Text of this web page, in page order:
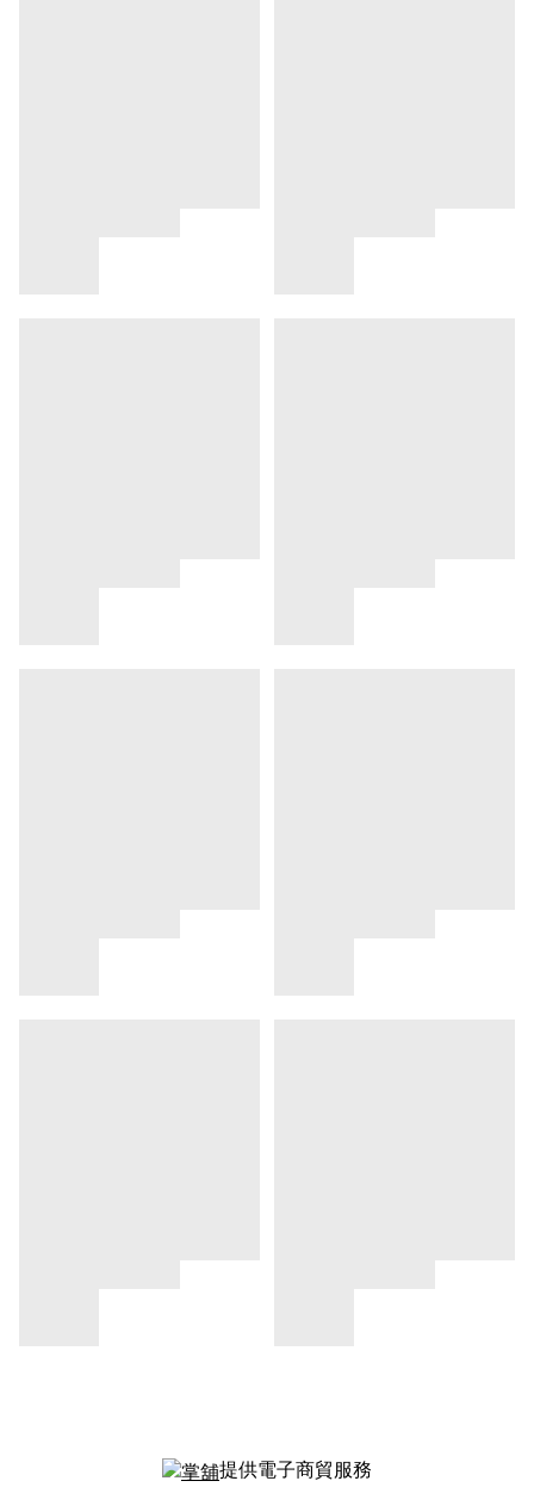
提供電子商貿服務